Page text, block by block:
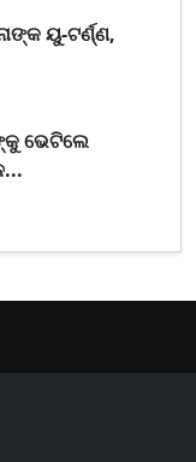
ୟୁ-ଟର୍ଣ୍ଣ,
ଭେଟିଲେ